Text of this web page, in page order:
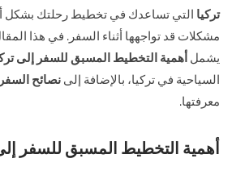
تركياالتي تساعدك في تخطيط رحلتك
مشكلات قد تواجهها أثناء السفر. في هذا
يشملأهمية التخطيط المسبق للسفر إلى
السياحية في تركيا، بالإضافة إلىنصائح
معرفتها.
أهمية التخطيط المسبق للسفر